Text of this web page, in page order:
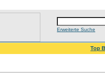
Erweiterte Suche
Top